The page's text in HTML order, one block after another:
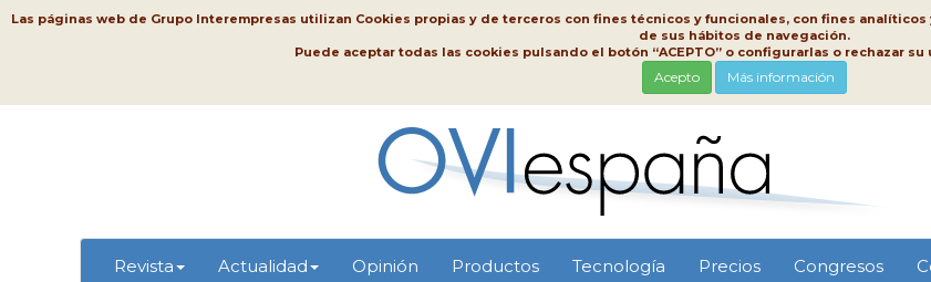
Las páginas web de Grupo Interempresas utilizan Cookies propias y de terceros con fines técnicos y funcionales, con fines
de sus hábitos de navegación.
Puede aceptar todas las cookies pulsando el botón “ACEPTO” o configurarlas o rechazar su
Acepto Más información
Revista Actualidad Opinión Productos Tecnología Precios Congresos